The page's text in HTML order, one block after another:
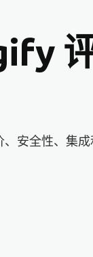
安全性、集